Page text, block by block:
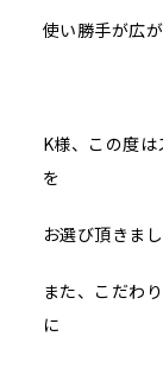
使い勝手が広
K様、この度
を
お選び頂きま
また、こだわ
に